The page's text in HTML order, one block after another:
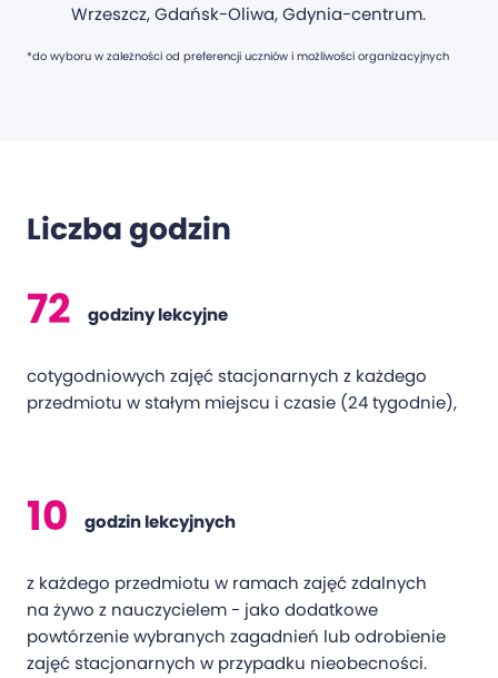
Wrzeszcz, Gdańsk-Oliwa, Gdynia-centrum.
*do wyboru w zależności od preferencji uczniów i możliwości organizacyjnych
Liczba godzin
72 godziny lekcyjne
cotygodniowych zajęć stacjonarnych z każdego
przedmiotu w stałym miejscu i czasie (24 tygodnie),
10 godzin lekcyjnych
z każdego przedmiotu w ramach zajęć zdalnych
na żywo z nauczycielem - jako dodatkowe
powtórzenie wybranych zagadnień lub odrobienie
zajęć stacjonarnych w przypadku nieobecności.